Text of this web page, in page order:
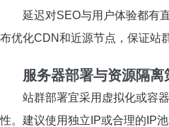
延迟对SEO与用户体验都有
布优化CDN和近源节点，保证站
服务器部署与资源隔离
站群部署宜采用虚拟化或容
性。建议使用独立IP或合理的IP